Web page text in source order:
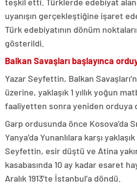
uyanışın gerçekleştiğine işaret
Türk edebiyatının dönüm
gösterildi.
Balkan Savaşları başlayınca
Yazar Seyfettin, Balkan
üzerine, yaklaşık 1 yıllık yoğun
faaliyetten sonra yeniden orduya
Garp ordusunda önce Kosova’da
Yanya’da Yunanlılara karşı
Seyfettin, esir düştü ve Atina
kasabasında 10 ay kadar esaret
Aralık 1913’te İstanbul’a döndü.